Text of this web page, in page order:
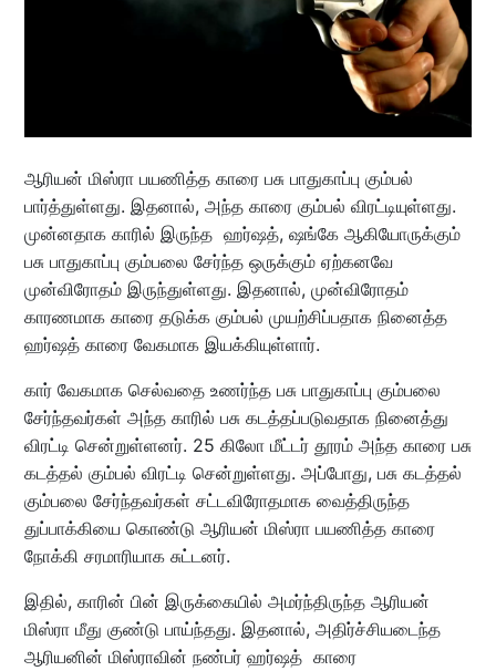
ஆரியன் மிஸ்ரா பயணித்த காரை பசு பாதுகாப்பு கும்பல்
பார்த்துள்ளது. இதனால், அந்த காரை கும்பல் விரட்டியுள்ளது.
முன்னதாக காரில் இருந்த ஹர்ஷத், ஷங்கே ஆகியோருக்கும்
பசு பாதுகாப்பு கும்பலை சேர்ந்த ஒருக்கும் ஏற்கனவே
முன்விரோதம் இருந்துள்ளது. இதனால், முன்விரோதம்
காரணமாக காரை தடுக்க கும்பல் முயற்சிப்பதாக நினைத்த
ஹர்ஷத் காரை வேகமாக இயக்கியுள்ளார்.
கார் வேகமாக செல்வதை உணர்ந்த பசு பாதுகாப்பு கும்பலை
சேர்ந்தவர்கள் அந்த காரில் பசு கடத்தப்படுவதாக நினைத்து
விரட்டி சென்றுள்ளனர். 25 கிலோ மீட்டர் தூரம் அந்த காரை பசு
கடத்தல் கும்பல் விரட்டி சென்றுள்ளது. அப்போது, பசு கடத்தல்
கும்பலை சேர்ந்தவர்கள் சட்டவிரோதமாக வைத்திருந்த
துப்பாக்கியை கொண்டு ஆரியன் மிஸ்ரா பயணித்த காரை
நோக்கி சரமாரியாக சுட்டனர்.
இதில், காரின் பின் இருக்கையில் அமர்ந்திருந்த ஆரியன்
மிஸ்ரா மீது குண்டு பாய்ந்தது. இதனால், அதிர்ச்சியடைந்த
ஆரியனின் மிஸ்ராவின் நண்பர் ஹர்ஷத் காரை